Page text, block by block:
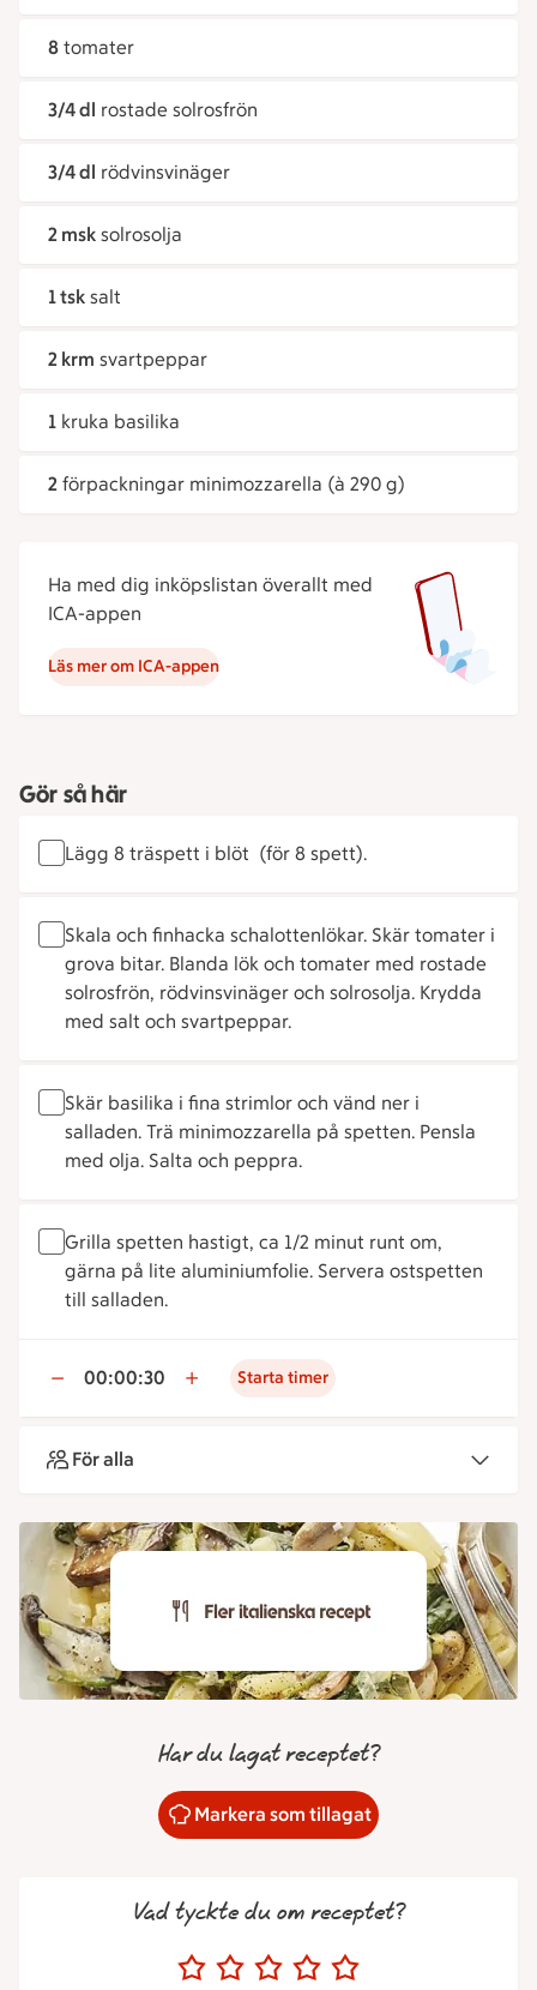
8 tomater
3/4 dl rostade solrosfrön
3/4 dl rödvinsvinäger
2 msk solrosolja
1 tsk salt
2 krm svartpeppar
1 kruka basilika
2 förpackningar minimozzarella (à 290 g)
Ha med dig inköpslistan överallt med
ICA-appen
Läs mer om ICA-appen
Gör så här
Lägg 8 träspett i blöt (för 8 spett).
Skala och finhacka schalottenlökar. Skär tomater i
grova bitar. Blanda lök och tomater med rostade
solrosfrön, rödvinsvinäger och solrosolja. Krydda
med salt och svartpeppar.
Skär basilika i fina strimlor och vänd ner i
salladen. Trä minimozzarella på spetten. Pensla
med olja. Salta och peppra.
Grilla spetten hastigt, ca 1/2 minut runt om,
gärna på lite aluminiumfolie. Servera ostspetten
till salladen.
00:00:30 Starta timer
För alla
Har du lagat receptet?
Markera som tillagat
Vad tyckte du om receptet?